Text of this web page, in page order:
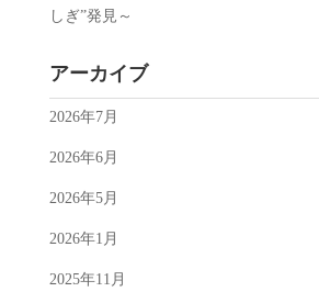
しぎ”発見～
アーカイブ
2026年7月
2026年6月
2026年5月
2026年1月
2025年11月